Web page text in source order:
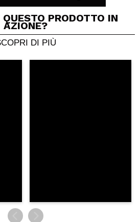
un video o una foto
essere il primo. Immaginalo...
QUESTO PRODOTTO IN
AZIONE?
DI PIÙ